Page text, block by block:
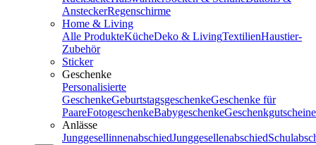
AnsteckerRegenschirme
Home & Living
Alle ProdukteKücheDeko & LivingTextilienHaustier-
Zubehör
Sticker
Geschenke
Personalisierte
GeschenkeGeburtstagsgeschenkeGeschenke für
PaareFotogeschenkeBabygeschenkeGeschenkgutscheine
Anlässe
JunggesellinnenabschiedJunggesellenabschied